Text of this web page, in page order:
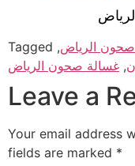
Tagged صحون الرياض,
, غسالة صحون الرياض
Leave a
Your email address
fields are marked *